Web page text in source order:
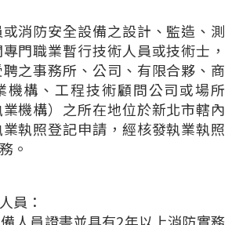
消防安全設備之設計、監造、測
門職業暫行技術人員或技術士，
之事務所、公司、有限合夥、商
機構、工程技術顧問公司或場所
業機構）之所在地位於新北市轄內
執照登記申請，經核發執業執照
。
員：